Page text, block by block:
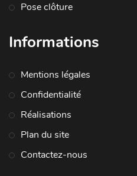
Pose clôture
Informations
Mentions légales
Confidentialité
Réalisations
Plan du site
Contactez-nous